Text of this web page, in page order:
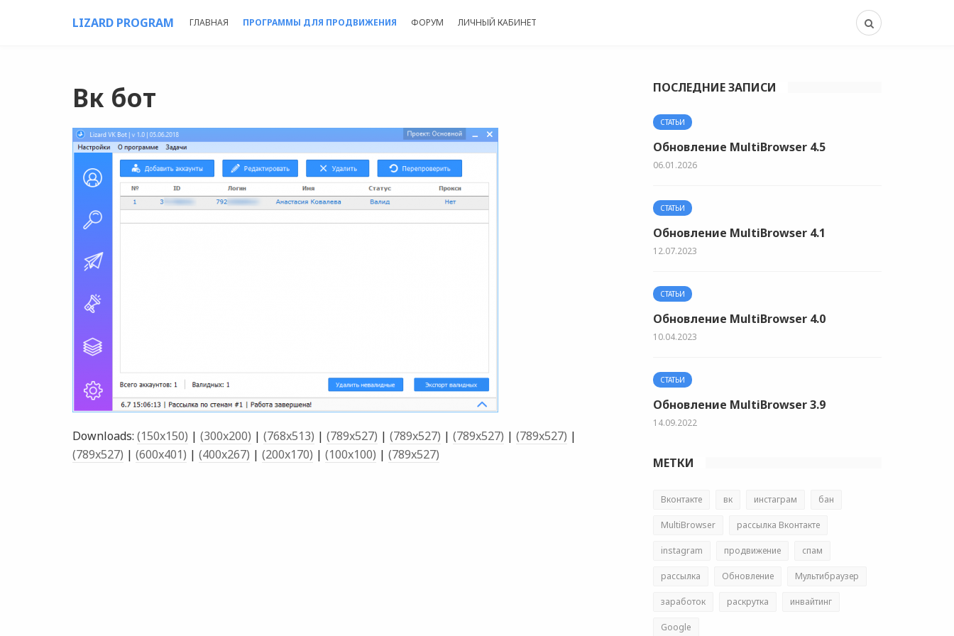
LIZARD PROGRAM ГЛАВНАЯ ПРОГРАММЫ ДЛЯ ПРОДВИЖЕНИЯ ФОРУМ ЛИЧНЫЙ КАБИНЕТ
Вк бот
Downloads: (150x150) | (300x200) | (768x513) | (789x527) | (789x527) | (789x527) | (789x527) |
(789x527) | (600x401) | (400x267) | (200x170) | (100x100) | (789x527)
ПОСЛЕДНИЕ ЗАПИСИ
СТАТЬИ
Обновление MultiBrowser 4.5
06.01.2026
СТАТЬИ
Обновление MultiBrowser 4.1
12.07.2023
СТАТЬИ
Обновление MultiBrowser 4.0
10.04.2023
СТАТЬИ
Обновление MultiBrowser 3.9
14.09.2022
МЕТКИ
Вконтакте вк инстаграм бан
MultiBrowser рассылка Вконтакте
instagram продвижение спам
рассылка Обновление Мультибраузер
заработок раскрутка инвайтинг
Google